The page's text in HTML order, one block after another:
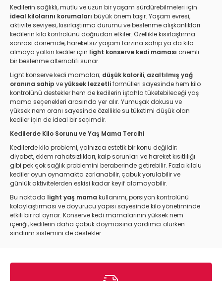
Kedilerin sağlıklı, mutlu ve uzun bir yaşam sürdürebilmeleri için
ideal kilolarını korumaları büyük önem taşır. Yaşam evresi,
aktivite seviyesi, kısırlaştırma durumu ve beslenme alışkanlıkları
kedilerin kilo kontrolünü doğrudan etkiler. Özellikle kısırlaştırma
sonrası dönemde, hareketsiz yaşam tarzına sahip ya da kilo
almaya yatkın kediler için light konserve kedi maması önemli
bir beslenme alternatifi sunar.
Light konserve kedi mamaları; düşük kalorili, azaltılmış yağ
oranına sahip veyüksek lezzetliformülleri sayesinde hem kilo
kontrolünü destekler hem de kedilerin iştahla tüketebileceği yaş
mama seçenekleri arasında yer alır. Yumuşak dokusu ve
yüksek nem oranı sayesinde özellikle su tüketimi düşük olan
kediler için de ideal bir seçimdir.
Kedilerde Kilo Sorunu ve Yaş Mama Tercihi
Kedilerde kilo problemi, yalnızca estetik bir konu değildir;
diyabet, eklem rahatsızlıkları, kalp sorunları ve hareket kısıtlılığı
gibi pek çok sağlık problemini beraberinde getirebilir. Fazla kilolu
kediler oyun oynamakta zorlanabilir, çabuk yorulabilir ve
günlük aktivitelerden eskisi kadar keyif alamayabilir.
Bu noktada light yaş mama kullanımı, porsiyon kontrolünü
kolaylaştırması ve doyurucu yapısı sayesinde kilo yönetiminde
etkili bir rol oynar. Konserve kedi mamalarının yüksek nem
içeriği, kedilerin daha çabuk doymasına yardımcı olurken
sindirim sistemini de destekler.
Light konserve kedi maması, kedilerin kilo kontrolünü
olarak formüle edilen yaş mama çeşitleridir. Standart konserve